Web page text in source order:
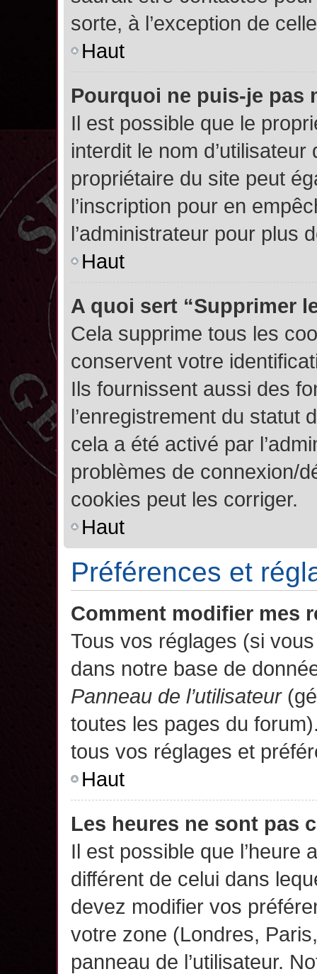
sorte, à l’exception de
Haut
Pourquoi ne puis-je pas
Il est possible que le
interdit le nom
propriétaire du site peut
l’inscription pour en
l’administrateur pour plus
Haut
A quoi sert “Supprimer
Cela supprime tous les
conservent votre
Ils fournissent aussi des
l’enregistrement du statut
cela a été activé par
problèmes de connexion/
cookies peut les corriger.
Haut
Préférences et
Comment modifier mes
Tous vos réglages (si
dans notre base de
Panneau de l’utilisateur
toutes les pages du
tous vos réglages et
Haut
Les heures ne sont pas
Il est possible que l’heure
différent de celui dans
devez modifier vos
votre zone (Londres,
panneau de l’utilisateur.